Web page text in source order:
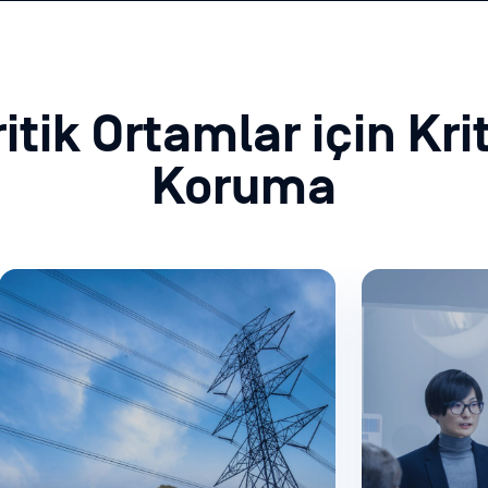
Ortamlar için
Koruma